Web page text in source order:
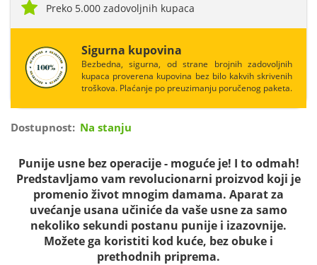
Preko 5.000 zadovoljnih kupaca
Sigurna kupovina
Bezbedna, sigurna, od strane brojnih zadovoljnih
kupaca proverena kupovina bez bilo kakvih skrivenih
troškova. Plaćanje po preuzimanju poručenog paketa.
Dostupnost: Na stanju
Punije usne bez operacije - moguće je! I to odmah!
Predstavljamo vam revolucionarni proizvod koji je
promenio život mnogim damama. Aparat za
uvećanje usana učiniće da vaše usne za samo
nekoliko sekundi postanu punije i izazovnije.
Možete ga koristiti kod kuće, bez obuke i
prethodnih priprema.